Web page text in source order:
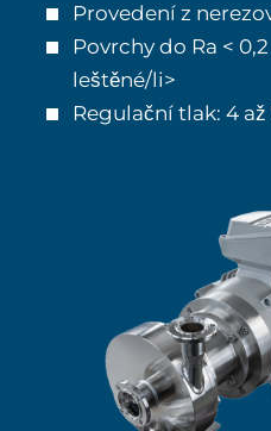
Provedení z
Povrchy do Ra <
leštěné/li>
Regulační tlak: 4 až